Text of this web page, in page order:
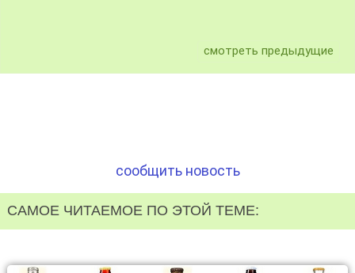
смотреть предыдущие
сообщить новость
САМОЕ ЧИТАЕМОЕ ПО ЭТОЙ ТЕМЕ: